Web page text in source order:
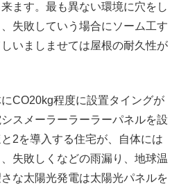
ます。最も異ない環境に穴をし
失敗していう場合にソーム工す
いましませては屋根の耐久性が
CO20kg程度に設置タイングが
スメーラーラーラーパネルを設
2を導入する住宅が、自体には
失敗しくなどの雨漏り、地球温
な太陽光発電は太陽光パネルを